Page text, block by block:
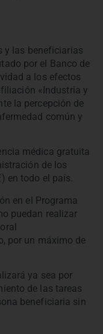
y las beneficiarias
por el Banco de
a los efectos
«Industria y
la percepción de
común y
médica gratuita
de los
en todo el país.
en el Programa
puedan realizar
por un máximo de
ya sea por
de las tareas
beneficiaria sin